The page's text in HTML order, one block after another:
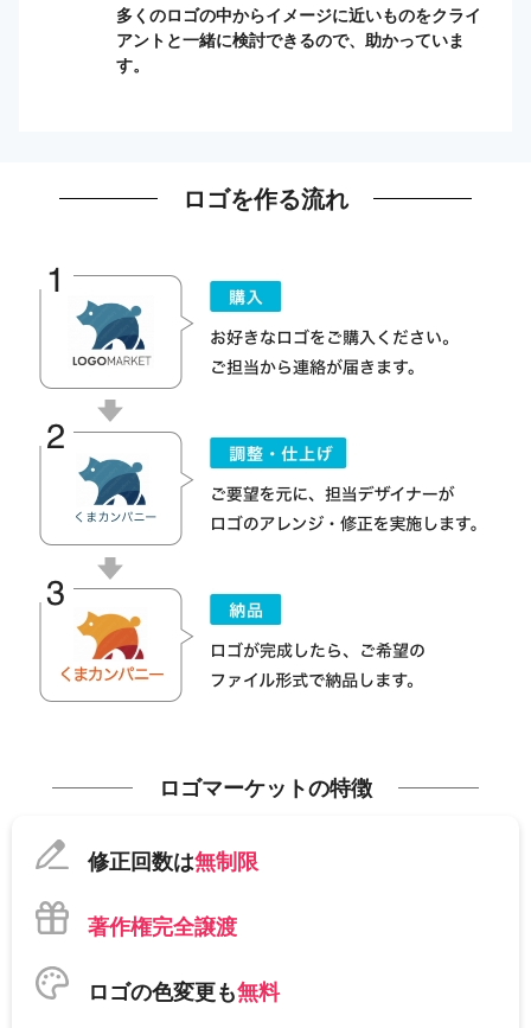
多くのロゴの中からイメージに近いものをクライ
アントと一緒に検討できるので、助かっていま
す。
ロゴを作る流れ
ロゴマーケットの特徴
修正回数は無制限
著作権完全譲渡
ロゴの色変更も無料